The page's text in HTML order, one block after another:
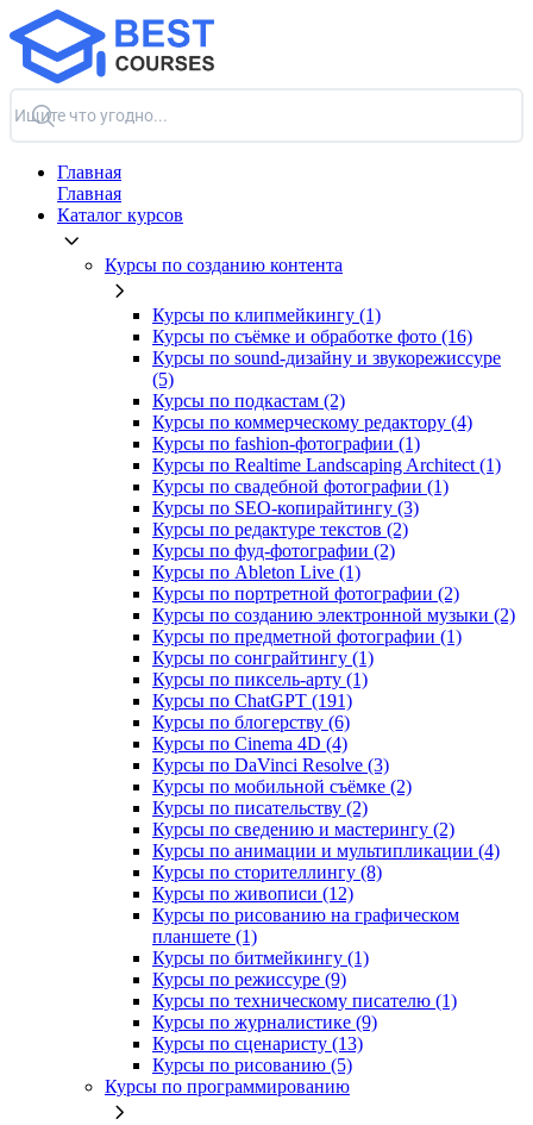
Главная
Главная
Каталог курсов
Курсы по созданию контента
Курсы по клипмейкингу (1)
Курсы по съёмке и обработке фото (16)
Курсы по sound-дизайну и звукорежиссуре
(5)
Курсы по подкастам (2)
Курсы по коммерческому редактору (4)
Курсы по fashion-фотографии (1)
Курсы по Realtime Landscaping Architect (1)
Курсы по свадебной фотографии (1)
Курсы по SEO-копирайтингу (3)
Курсы по редактуре текстов (2)
Курсы по фуд-фотографии (2)
Курсы по Ableton Live (1)
Курсы по портретной фотографии (2)
Курсы по созданию электронной музыки (2)
Курсы по предметной фотографии (1)
Курсы по сонграйтингу (1)
Курсы по пиксель-арту (1)
Курсы по ChatGPT (191)
Курсы по блогерству (6)
Курсы по Cinema 4D (4)
Курсы по DaVinci Resolve (3)
Курсы по мобильной съёмке (2)
Курсы по писательству (2)
Курсы по сведению и мастерингу (2)
Курсы по анимации и мультипликации (4)
Курсы по сторителлингу (8)
Курсы по живописи (12)
Курсы по рисованию на графическом
планшете (1)
Курсы по битмейкингу (1)
Курсы по режиссуре (9)
Курсы по техническому писателю (1)
Курсы по журналистике (9)
Курсы по сценаристу (13)
Курсы по рисованию (5)
Курсы по программированию